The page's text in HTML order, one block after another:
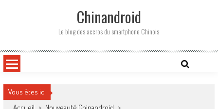
Chinandroid
Le blog des accros du smartphone Chinois
Vous êtes ici